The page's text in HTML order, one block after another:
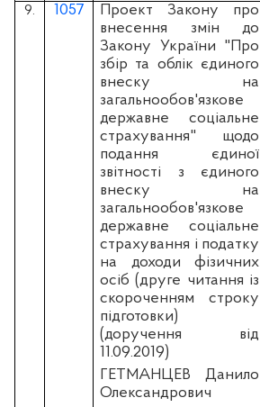
9. 1057
Проект Закону про
внесення змін до
Закону України "Про
збір та облік єдиного
внеску на
загальнообов'язкове
державне соціальне
страхування" щодо
подання єдиної
звітності з єдиного
внеску на
загальнообов'язкове
державне соціальне
страхування і податку
на доходи фізичних
осіб (друге читання із
скороченням строку
підготовки)
(доручення від
11.09.2019)
ГЕТМАНЦЕВ Данило
Олександрович